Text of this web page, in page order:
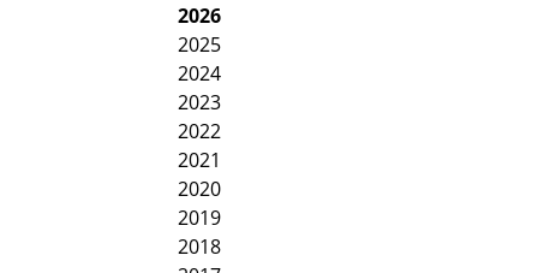
2026
2025
2024
2023
2022
2021
2020
2019
2018